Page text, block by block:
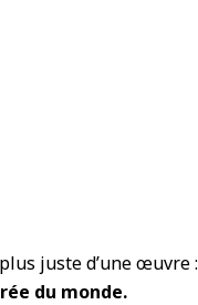
juste d’une œuvre :
du monde.